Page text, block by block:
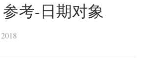
参考-日期对象